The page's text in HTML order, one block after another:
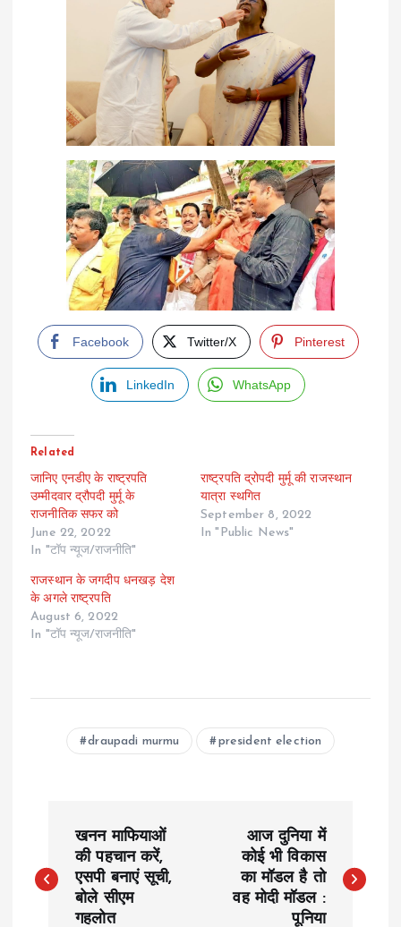
Facebook Twitter/X Pinterest
LinkedIn WhatsApp
Related
जानिए एनडीए के राष्ट्रपति
उम्मीदवार द्रौपदी मुर्मू के
राजनीतिक सफर को
June 22, 2022
In "टॉप न्यूज/राजनीति"
राष्ट्रपति द्रोपदी मुर्मू की राजस्थान
यात्रा स्थगित
September 8, 2022
In "Public News"
राजस्थान के जगदीप धनखड़ देश
के अगले राष्ट्रपति
August 6, 2022
In "टॉप न्यूज/राजनीति"
draupadi murmu president election
o
खनन माफियाओं
की पहचान करें,
एसपी बनाएं सूची,
बोले सीएम
गहलोत
आज दुनिया में
कोई भी विकास
का मॉडल है तो
वह मोदी मॉडल :
पूनिया